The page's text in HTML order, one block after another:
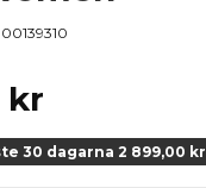
kr
30 dagarna 2 899,00 kr